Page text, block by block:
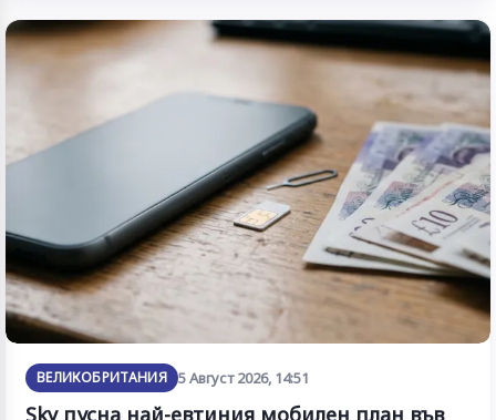
ВЕЛИКОБРИТАНИЯ 5 Август 2026, 14:51
Sky пусна най-евтиния мобилен план във